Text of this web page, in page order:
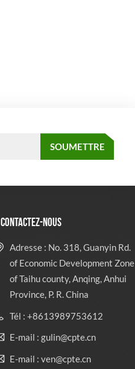
CONTACTEZ-NOUS
Adresse : No. 318, Guanyin Rd.
of Economic Development Zone
of Taihu county, Anqing, Anhui
Province, P. R. China
Tél : +8613989753612
E-mail : gulin@cpte.cn
E-mail : ven@cpte.cn